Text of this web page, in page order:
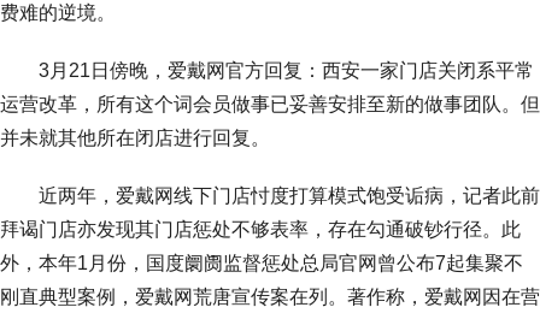
费难的逆境。
3月21日傍晚，爱戴网官方回复：西安一家门店关闭系平常
运营改革，所有这个词会员做事已妥善安排至新的做事团队。但
并未就其他所在闭店进行回复。
近两年，爱戴网线下门店忖度打算模式饱受诟病，记者此前
拜谒门店亦发现其门店惩处不够表率，存在勾通破钞行径。此
外，本年1月份，国度阛阓监督惩处总局官网曾公布7起集聚不
刚直典型案例，爱戴网荒唐宣传案在列。著作称，爱戴网因在营